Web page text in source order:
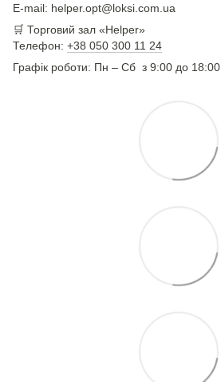
E-mail: helper.opt@loksi.com.ua
🛒 Торговий зал «Helper»
Телефон: +38 050 300 11 24
Графік роботи: Пн – Сб з 9:00 до 18:00